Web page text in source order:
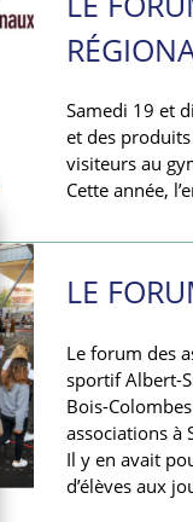
Samedi 19 et
et des
visiteurs au
Cette année,
LE
Le forum des
sportif Albert-
Bois-
associations à
Il y en avait
d’élèves aux